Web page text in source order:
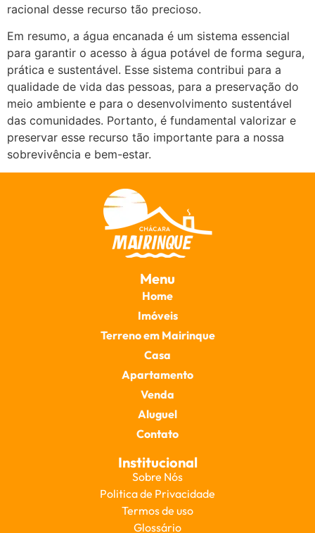
racional desse recurso tão precioso.
Em resumo, a água encanada é um sistema essencial
para garantir o acesso à água potável de forma segura,
prática e sustentável. Esse sistema contribui para a
qualidade de vida das pessoas, para a preservação do
meio ambiente e para o desenvolvimento sustentável
das comunidades. Portanto, é fundamental valorizar e
preservar esse recurso tão importante para a nossa
sobrevivência e bem-estar.
Menu
Home
Imóveis
Terreno em Mairinque
Casa
Apartamento
Venda
Aluguel
Contato
Institucional
Sobre Nós
Politica de Privacidade
Termos de uso
Glossário